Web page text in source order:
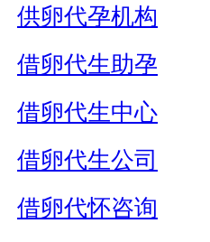
供卵代孕机构
借卵代生助孕
借卵代生中心
借卵代生公司
借卵代怀咨询